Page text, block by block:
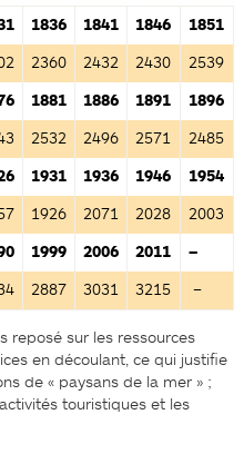
1836 1841 1846 1851
2360 2432 2430 2539
1881 1886 1891 1896
2532 2496 2571 2485
1931 1936 1946 1954
1926 2071 2028 2003
1999 2006 2011 –
2887 3031 3215 –
reposé sur les ressources
en découlant, ce qui justifie
de « paysans de la mer » ;
touristiques et les